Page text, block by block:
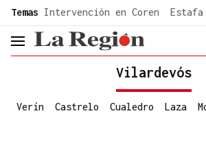
common.go-to-content
Temas Intervención en Coren Estafa
header.menu.open
Vilardevós
Verín Castrelo Cualedro Laza